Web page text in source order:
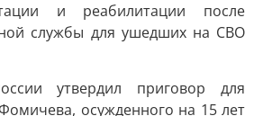
и реабилитации после
службы для ушедших на СВО
утвердил приговор для
осужденного на 15 лет